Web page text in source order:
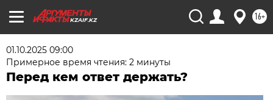
KZAIF.KZ 16+
01.10.2025 09:00
Примерное время чтения: 2 минуты
Перед кем ответ держать?